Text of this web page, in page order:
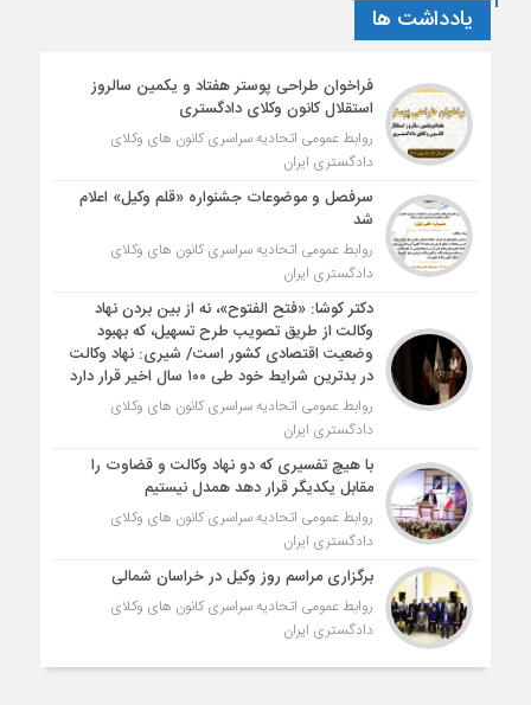
یادداشت ها
فراخوان طراحی پوستر هفتاد و یکمین سالروز
استقلال کانون وکلای دادگستری
روابط عمومی اتحادیه سراسری کانون های وکلای
دادگستری ایران
سرفصل و موضوعات جشنواره «قلم وکیل» اعلام
شد
روابط عمومی اتحادیه سراسری کانون های وکلای
دادگستری ایران
دکتر کوشا: «فتح الفتوح»، نه از بین بردن نهاد
وکالت از طریق تصویب طرح تسهیل، که بهبود
وضعیت اقتصادی کشور است/ شیری: نهاد وکالت
در بدترین شرایط خود طی ۱۰۰ سال اخیر قرار دارد
روابط عمومی اتحادیه سراسری کانون های وکلای
دادگستری ایران
با هیچ تفسیری که دو نهاد وکالت و قضاوت را
مقابل یکدیگر قرار دهد همدل نیستیم
روابط عمومی اتحادیه سراسری کانون های وکلای
دادگستری ایران
برگزاری مراسم روز وکیل در خراسان شمالی
روابط عمومی اتحادیه سراسری کانون های وکلای
دادگستری ایران